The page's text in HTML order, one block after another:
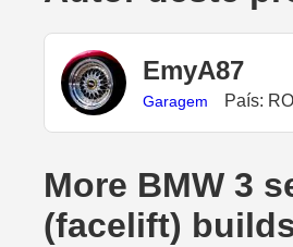
EmyA87
Garagem País: RO
More BMW 3
(facelift)